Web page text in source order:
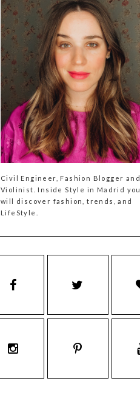
Civil Engineer, Fashion Blogger and
Violinist. Inside Style in Madrid you
will discover fashion, trends, and
LifeStyle.